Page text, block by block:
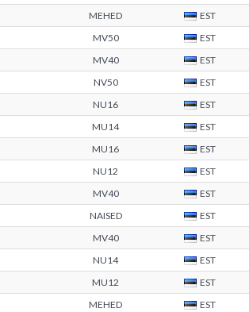
MEHED EST
MV50 EST
MV40 EST
NV50 EST
NU16 EST
MU14 EST
MU16 EST
NU12 EST
MV40 EST
NAISED EST
MV40 EST
NU14 EST
MU12 EST
MEHED EST